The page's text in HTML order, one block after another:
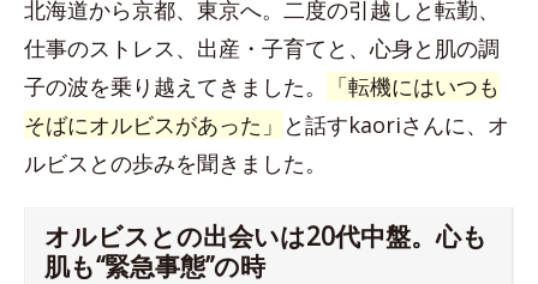
北海道から京都、東京へ。二度の引越しと転勤、
仕事のストレス、出産・子育てと、心身と肌の調
子の波を乗り越えてきました。
「転機にはいつも
そばにオルビスがあった」 と話すkaoriさんに、オ
ルビスとの歩みを聞きました。
オルビスとの出会いは20代中盤。心も
肌も“緊急事態”の時